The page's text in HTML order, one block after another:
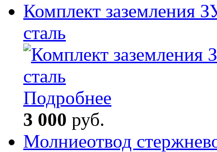
Комплект заземления
сталь
Подробнее
3 000 руб.
Молниеотвод